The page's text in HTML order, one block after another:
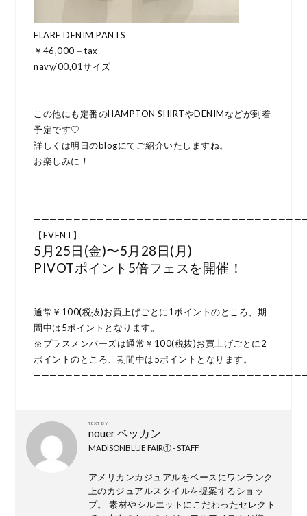
FLARE DENIM PANTS
￥46,000＋tax
navy/00,01サイズ
この他にも定番のHAMPTON SHIRTやDENIMなどが到着
予定です♡
詳しくは明日のblogにてご紹介いたしますね。
お楽しみに！
【EVENT】
5月25日(金)〜5月28日(月)
PIVOTポイント5倍フェスを開催！
通常￥100(税抜)お買上げごとに1ポイントのところ、期
間中は5ポイントとなります。
※プラスメンバーズは通常￥100(税抜)お買上げごとに2
ポイントのところ、期間中は5ポイントとなります。
TEXT BY
nouer ベッカン
MADISONBLUE FAIR① - STAFF
アメリカンカジュアルをベースにワンランク
上のカジュアルスタイルを提案するショッ
プ。 素材やシルエットにこだわったセレクト